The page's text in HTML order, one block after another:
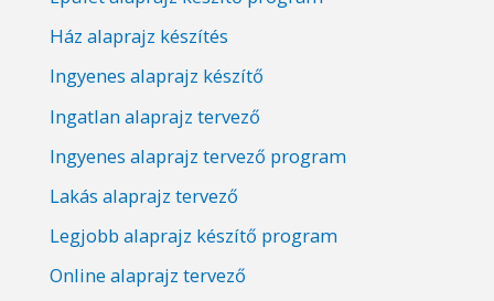
Ház alaprajz készítés
Ingyenes alaprajz készítő
Ingatlan alaprajz tervező
Ingyenes alaprajz tervező program
Lakás alaprajz tervező
Legjobb alaprajz készítő program
Online alaprajz tervező